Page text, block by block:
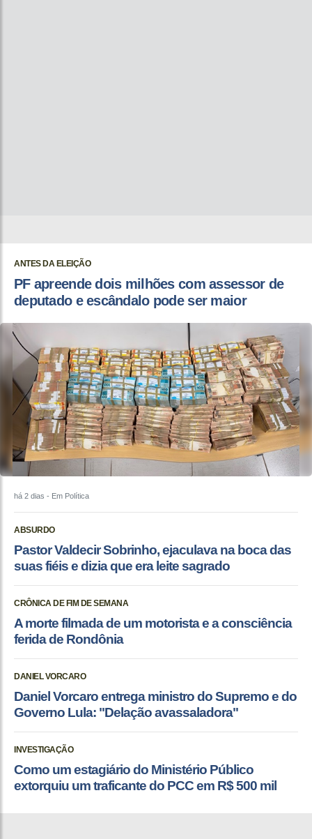
ANTES DA ELEIÇÃO
PF apreende dois milhões com assessor de
deputado e escândalo pode ser maior
há 2 dias - Em Política
ABSURDO
Pastor Valdecir Sobrinho, ejaculava na boca das
suas fiéis e dizia que era leite sagrado
CRÔNICA DE FIM DE SEMANA
A morte filmada de um motorista e a consciência
ferida de Rondônia
DANIEL VORCARO
Daniel Vorcaro entrega ministro do Supremo e do
Governo Lula: "Delação avassaladora"
INVESTIGAÇÃO
Como um estagiário do Ministério Público
extorquiu um traficante do PCC em R$ 500 mil